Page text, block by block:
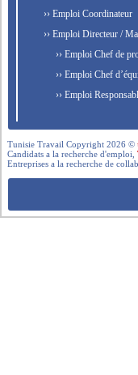
›› Emploi Coordinateur
›› Emploi Directeur /
›› Emploi Chef de
›› Emploi Chef
›› Emploi
Tunisie Travail Copyright 2026 ©
Candidats a la recherche d'emploi,
Entreprises a la recherche de